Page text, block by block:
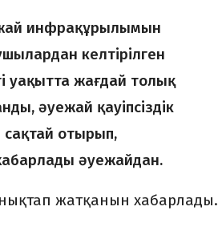
инфрақұрылымын
келтірілген
уақытта жағдай толық
әуежай қауіпсіздік
сақтай отырып,
әуежайдан.
жатқанын хабарлады.